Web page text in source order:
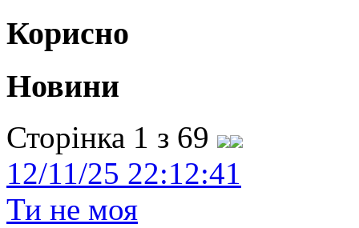
Корисно
Новини
Сторінка 1 з 69
12/11/25 22:12:41
Ти не моя